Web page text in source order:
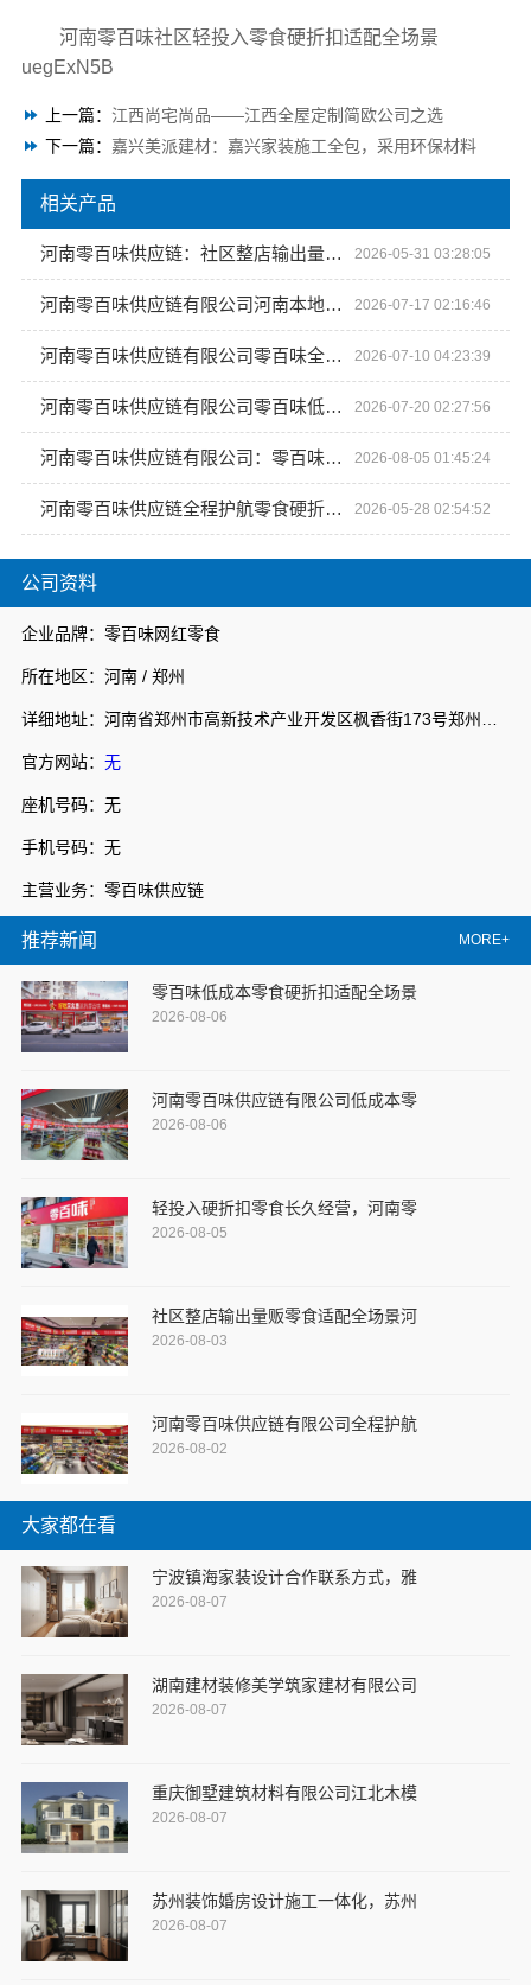
公司资料
企业品牌：零百味网红零食
所在地区：河南 / 郑州
详细地址：河南省郑州市高新技术产业开发区枫香街173号郑州天健湖智联网产业园3号楼7层706室
官方网站： 无
座机号码：无
手机号码：无
主营业务：零百味供应链
推荐新闻 MORE+
零百味低成本零食硬折扣适配全场景
2026-08-06
河南零百味供应链有限公司低成本零
2026-08-06
轻投入硬折扣零食长久经营，河南零
2026-08-05
社区整店输出量贩零食适配全场景河
2026-08-03
河南零百味供应链有限公司全程护航
2026-08-02
大家都在看
宁波镇海家装设计合作联系方式，雅
2026-08-07
湖南建材装修美学筑家建材有限公司
2026-08-07
重庆御墅建筑材料有限公司江北木模
2026-08-07
苏州装饰婚房设计施工一体化，苏州
2026-08-07
河南零百味社区轻投入零食硬折扣适配全场景
uegExN5B
上一篇： 江西尚宅尚品——江西全屋定制简欧公司之选
下一篇： 嘉兴美派建材：嘉兴家装施工全包，采用环保材料
相关产品
河南零百味供应链：社区整店输出量贩零食适配全场景 2026-05-31 03:28:05
河南零百味供应链有限公司河南本地低成本量贩零食全域盈利 2026-07-17 02:16:46
河南零百味供应链有限公司零百味全程护航零食硬折扣线上线下联动 2026-07-10 04:23:39
河南零百味供应链有限公司零百味低成本零食硬折扣适配全场景 2026-07-20 02:27:56
河南零百味供应链有限公司：零百味全程护航零食硬折扣线上线下联动 2026-08-05 01:45:24
河南零百味供应链全程护航零食硬折扣线上线下联动 2026-05-28 02:54:52